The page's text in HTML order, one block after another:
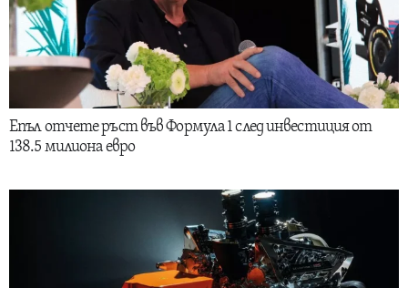
Епъл отчете ръст във Формула 1 след инвестиция от
138.5 милиона евро